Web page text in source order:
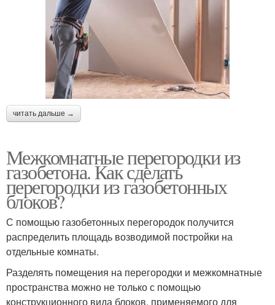
читать дальше →
Межкомнатные перегородки из
газобетона. Как сделать
перегородки из газобетонных
блоков?
С помощью газобетонных перегородок получится
распределить площадь возводимой постройки на
отдельные комнаты.
Разделять помещения на перегородки и межкомнатные
пространства можно не только с помощью
конструкционного вида блоков, применяемого для